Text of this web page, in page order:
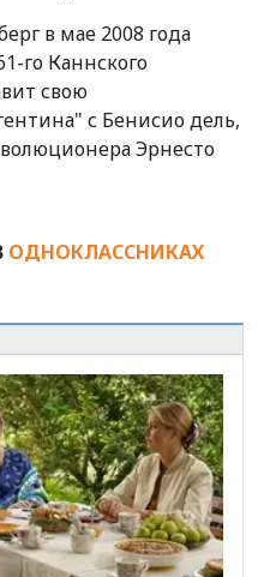
в мае 2008 года
го Каннского
свою
с Бенисио дель,
Эрнесто
ОДНОКЛАССНИКАХ